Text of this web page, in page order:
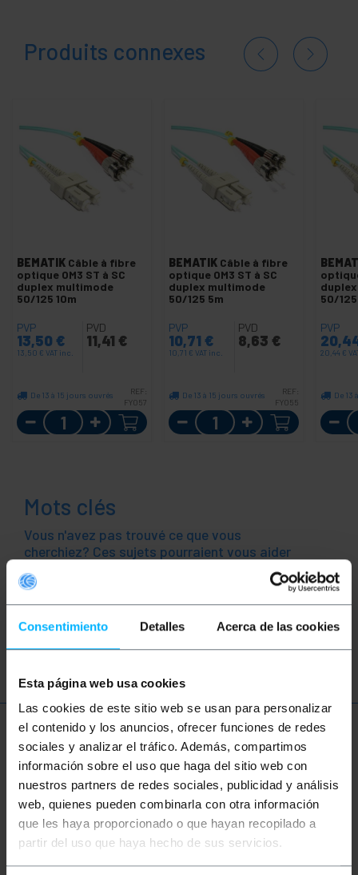
Consentimiento Detalles Acerca de las cookies
Esta página web usa cookies
Las cookies de este sitio web se usan para personalizar
el contenido y los anuncios, ofrecer funciones de redes
sociales y analizar el tráfico. Además, compartimos
información sobre el uso que haga del sitio web con
nuestros partners de redes sociales, publicidad y análisis
web, quienes pueden combinarla con otra información
que les haya proporcionado o que hayan recopilado a
partir del uso que haya hecho de sus servicios.
Produits connexes
BEMATIK Câble à fibre
optique OM3 ST à SC
duplex multimode
50/125 10m
PVP
13,50 €
13,50 € VAT inc.
PVD
11,41 €
De 13 à 15 jours ouvrés
REF:
FY057
Quantité
BEMATIK Câble à fibre
optique OM3 ST à SC
duplex multimode
50/125 5m
PVP
10,71 €
10,71 € VAT inc.
PVD
8,63 €
De 13 à 15 jours ouvrés
REF:
FY055
Quantité
50/
PVP
20,44 €
De 13
Mots clés
Vous n'avez pas trouvé ce que vous
cherchiez? Ces sujets pourraient vous aider
réseau ethernet LAN patch
Plus d'informations
Description
Duplex Câble à fibre optique multimode (MM) qui
répond à la norme de l'ISO-11801 OM3. Câbles OM3